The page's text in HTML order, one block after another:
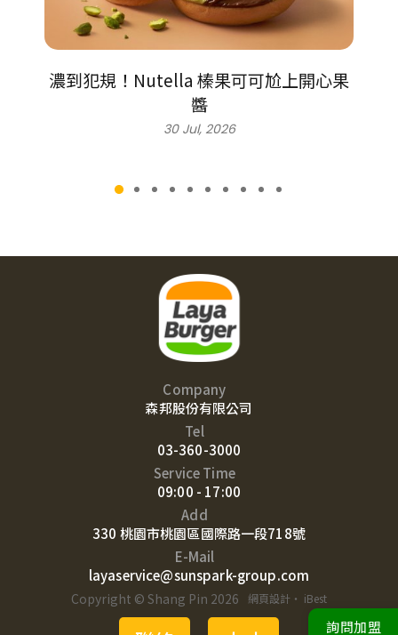
濃到犯規！Nutella 榛果可可尬上開心果
醬
30 Jul, 2026
Company
森邦股份有限公司
Tel
03-360-3000
Service Time
09:00 - 17:00
Add
330 桃園市桃園區國際路一段718號
E-Mail
layaservice@sunspark-group.com
Copyright © Shang Pin 2026 網頁設計 ‧ iBest
詢問加盟